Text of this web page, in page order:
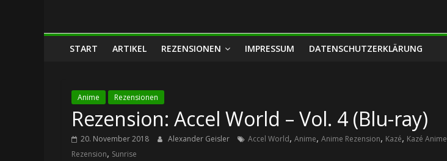
START ARTIKEL REZENSIONEN IMPRESSUM DATENSCHUTZERKLÄRUNG
Anime Rezensionen
Rezension: Accel World – Vol. 4 (Blu-ray)
20. November 2018 Alexander Geisler Accel World, Anime, Anime Rezension, Kazé, Kazé Anime
Rezension, Sunrise